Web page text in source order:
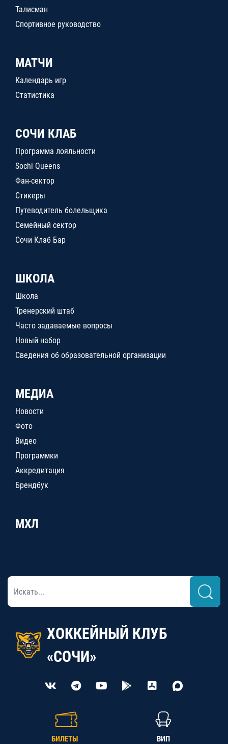
Талисман
Спортивное руководство
МАТЧИ
Календарь игр
Статистика
СОЧИ КЛАБ
Программа лояльности
Sochi Queens
Фан-сектор
Стикеры
Путеводитель болельщика
Семейный сектор
Сочи Клаб Бар
ШКОЛА
Школа
Тренерский штаб
Часто задаваемые вопросы
Новый набор
Сведения об образовательной организации
МЕДИА
Новости
Фото
Видео
Программки
Аккредитация
Брендбук
МХЛ
ХОККЕЙНЫЙ КЛУБ
«СОЧИ»
БИЛЕТЫ ВИП